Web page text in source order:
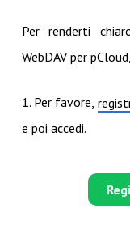
Per renderti
WebDAV per
1. Per favore,
e poi accedi.